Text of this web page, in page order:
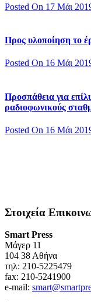
Posted On 17 Μάι
Προς υλοποίηση το
Posted On 16 Μάι
Προσπάθεια για
ραδιοφωνικούς
Posted On 16 Μάι
Στοιχεία
Smart Press
Mάγερ 11
104 38 Αθήνα
τηλ: 210-5225479
fax: 210-5241900
e-mail: